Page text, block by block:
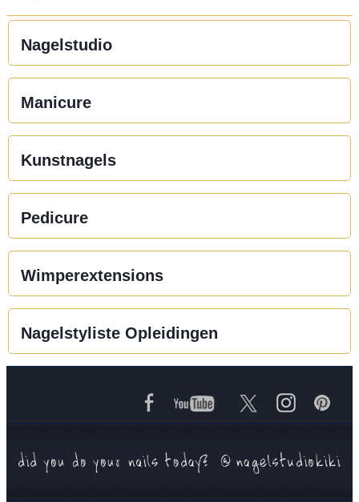
Nagelstudio
Manicure
Kunstnagels
Pedicure
Wimperextensions
Nagelstyliste Opleidingen